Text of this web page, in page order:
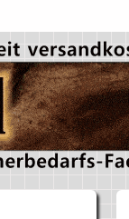
E-Mail
Passwort